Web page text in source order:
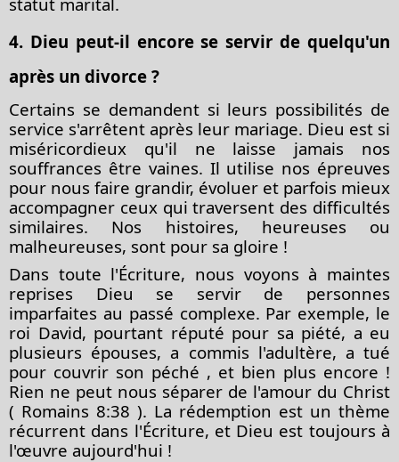
4. Dieu peut-il encore se servir de quelqu'un
après un divorce ?
Certains se demandent si leurs possibilités de
service s'arrêtent après leur mariage. Dieu est si
miséricordieux qu'il ne laisse jamais nos
souffrances être vaines. Il utilise nos épreuves
pour nous faire grandir, évoluer et parfois mieux
accompagner ceux qui traversent des difficultés
similaires. Nos histoires, heureuses ou
malheureuses, sont pour sa gloire !
Dans toute l'Écriture, nous voyons à maintes
reprises Dieu se servir de personnes
imparfaites au passé complexe. Par exemple, le
roi David, pourtant réputé pour sa piété, a eu
plusieurs épouses, a commis l'adultère, a tué
pour couvrir son péché , et bien plus encore !
Rien ne peut nous séparer de l'amour du Christ
( Romains 8:38 ). La rédemption est un thème
récurrent dans l'Écriture, et Dieu est toujours à
l'œuvre aujourd'hui !